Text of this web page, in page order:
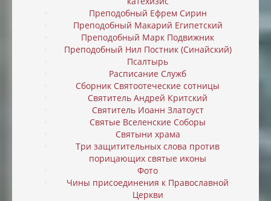
Преподобный Ефрем Сирин
Преподобный Макарий Египетский
Преподобный Марк Подвижник
Преподобный Нил Постник (Синайский)
Псалтырь
Расписание Служб
Сборник Святоотеческие сотницы
Святитель Андрей Критский
Святитель Иоанн Златоуст
Святые Вселенские Соборы
Святыни храма
Три защитительных слова против
порицающих святые иконы
Фото
Чины присоединения к Православной
Церкви